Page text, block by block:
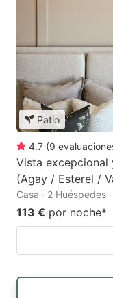
Patio
4.7 (9
Vista excepcional
(Agay / Esterel /
Casa · 2 Huéspedes
113 € por noche*